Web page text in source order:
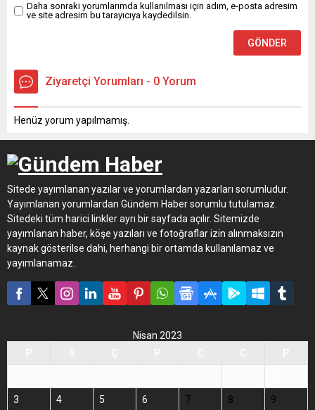
Daha sonraki yorumlarımda kullanılması için adım, e-posta adresim
ve site adresim bu tarayıcıya kaydedilsin.
Ziyaretçi Yorumları - 0 Yorum
Henüz yorum yapılmamış.
Sitede yayımlanan yazılar ve yorumlardan yazarları sorumludur.
Yayımlanan yorumlardan Gündem Haber sorumlu tutulamaz.
Sitedeki tüm harici linkler ayrı bir sayfada açılır. Sitemizde
yayımlanan haber, köşe yazıları ve fotoğraflar izin alınmaksızın
kaynak gösterilse dahi, herhangi bir ortamda kullanılamaz ve
yayımlanamaz.
Nisan 2023
3 4 5 6 7 8 9